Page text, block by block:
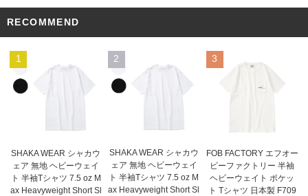
RECOMMEND
1
SHAKA WEAR シャカウ
ェア 無地 ヘビーウェイ
ト 半袖Tシャツ 7.5 oz M
ax Heavyweight Short Sl
2
SHAKA WEAR シャカウ
ェア 無地 ヘビーウェイ
ト 半袖Tシャツ 7.5 oz M
ax Heavyweight Short Sl
3
FOB FACTORY エフオー
ビーファクトリー 半袖
ヘビーウェイト ポケッ
ト Tシャツ 日本製 F709